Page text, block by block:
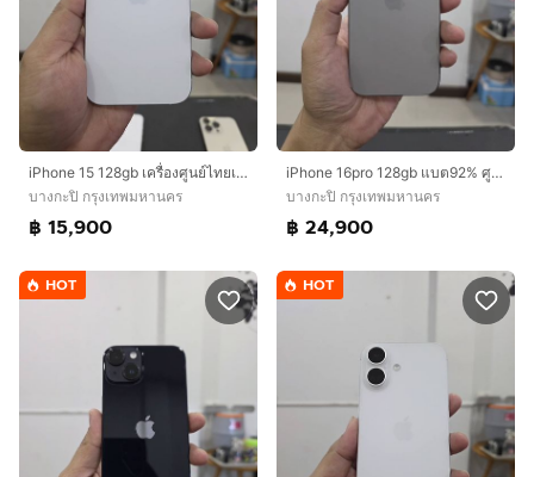
iPhone 15 128gb เครื่องศูนย์ไทยเดิมๆ
บางกะปิ กรุงเทพมหานคร
฿ 15,900
iPhone 16pro 128gb แบต92% ศูนย์ไทยเดิมๆ
บางกะปิ กรุงเทพมหานคร
฿ 24,900
HOT HOT